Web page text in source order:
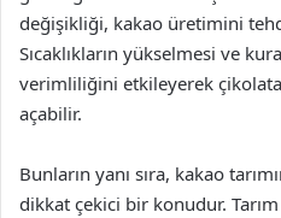
değişikliği, kakao üretimini
Sıcaklıkların yükselmesi ve
verimliliğini etkileyerek
açabilir.
Bunların yanı sıra, kakao
dikkat çekici bir konudur.